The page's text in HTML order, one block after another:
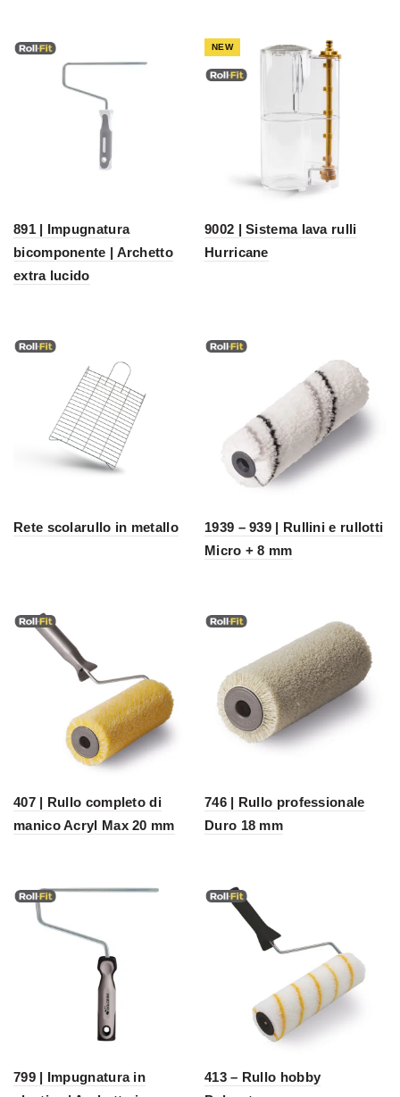
891 | Impugnatura
bicomponente | Archetto
extra lucido
NEW
9002 | Sistema lava rulli
Hurricane
Rete scolarullo in metallo
1939 – 939 | Rullini e rullotti
Micro + 8 mm
407 | Rullo completo di
manico Acryl Max 20 mm
746 | Rullo professionale
Duro 18 mm
799 | Impugnatura in
413 – Rullo hobby